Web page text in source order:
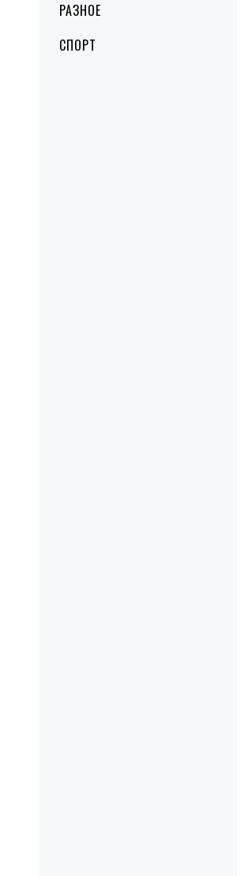
РАЗНОЕ
СПОРТ